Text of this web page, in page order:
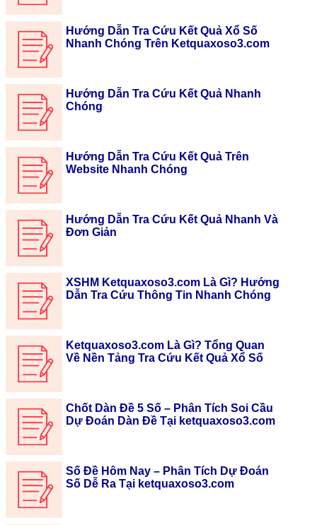
Hướng Dẫn Tra Cứu Kết Quả Xổ Số
Nhanh Chóng Trên Ketquaxoso3.com
Hướng Dẫn Tra Cứu Kết Quả Nhanh
Chóng
Hướng Dẫn Tra Cứu Kết Quả Trên
Website Nhanh Chóng
Hướng Dẫn Tra Cứu Kết Quả Nhanh Và
Đơn Giản
XSHM Ketquaxoso3.com Là Gì? Hướng
Dẫn Tra Cứu Thông Tin Nhanh Chóng
Ketquaxoso3.com Là Gì? Tổng Quan
Về Nền Tảng Tra Cứu Kết Quả Xổ Số
Chốt Dàn Đề 5 Số – Phân Tích Soi Cầu
Dự Đoán Dàn Đề Tại ketquaxoso3.com
Số Đề Hôm Nay – Phân Tích Dự Đoán
Số Dễ Ra Tại ketquaxoso3.com